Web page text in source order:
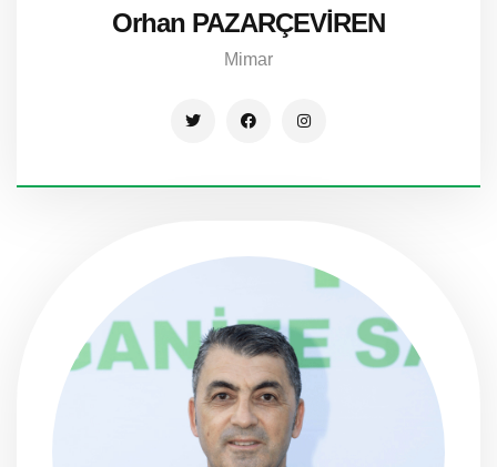
Orhan PAZARÇEVİREN
Mimar